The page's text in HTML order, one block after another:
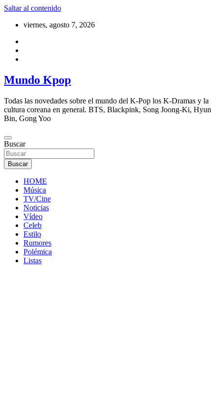
Saltar al contenido
viernes, agosto 7, 2026
Mundo Kpop
Todas las novedades sobre el mundo del K-Pop los K-Dramas y la
cultura coreana en general. BTS, Blackpink, Song Joong-Ki, Hyun
Bin, Gong Yoo
Buscar
Buscar
HOME
Música
TV/Cine
Noticias
Vídeo
Celeb
Estilo
Rumores
Polémica
Listas